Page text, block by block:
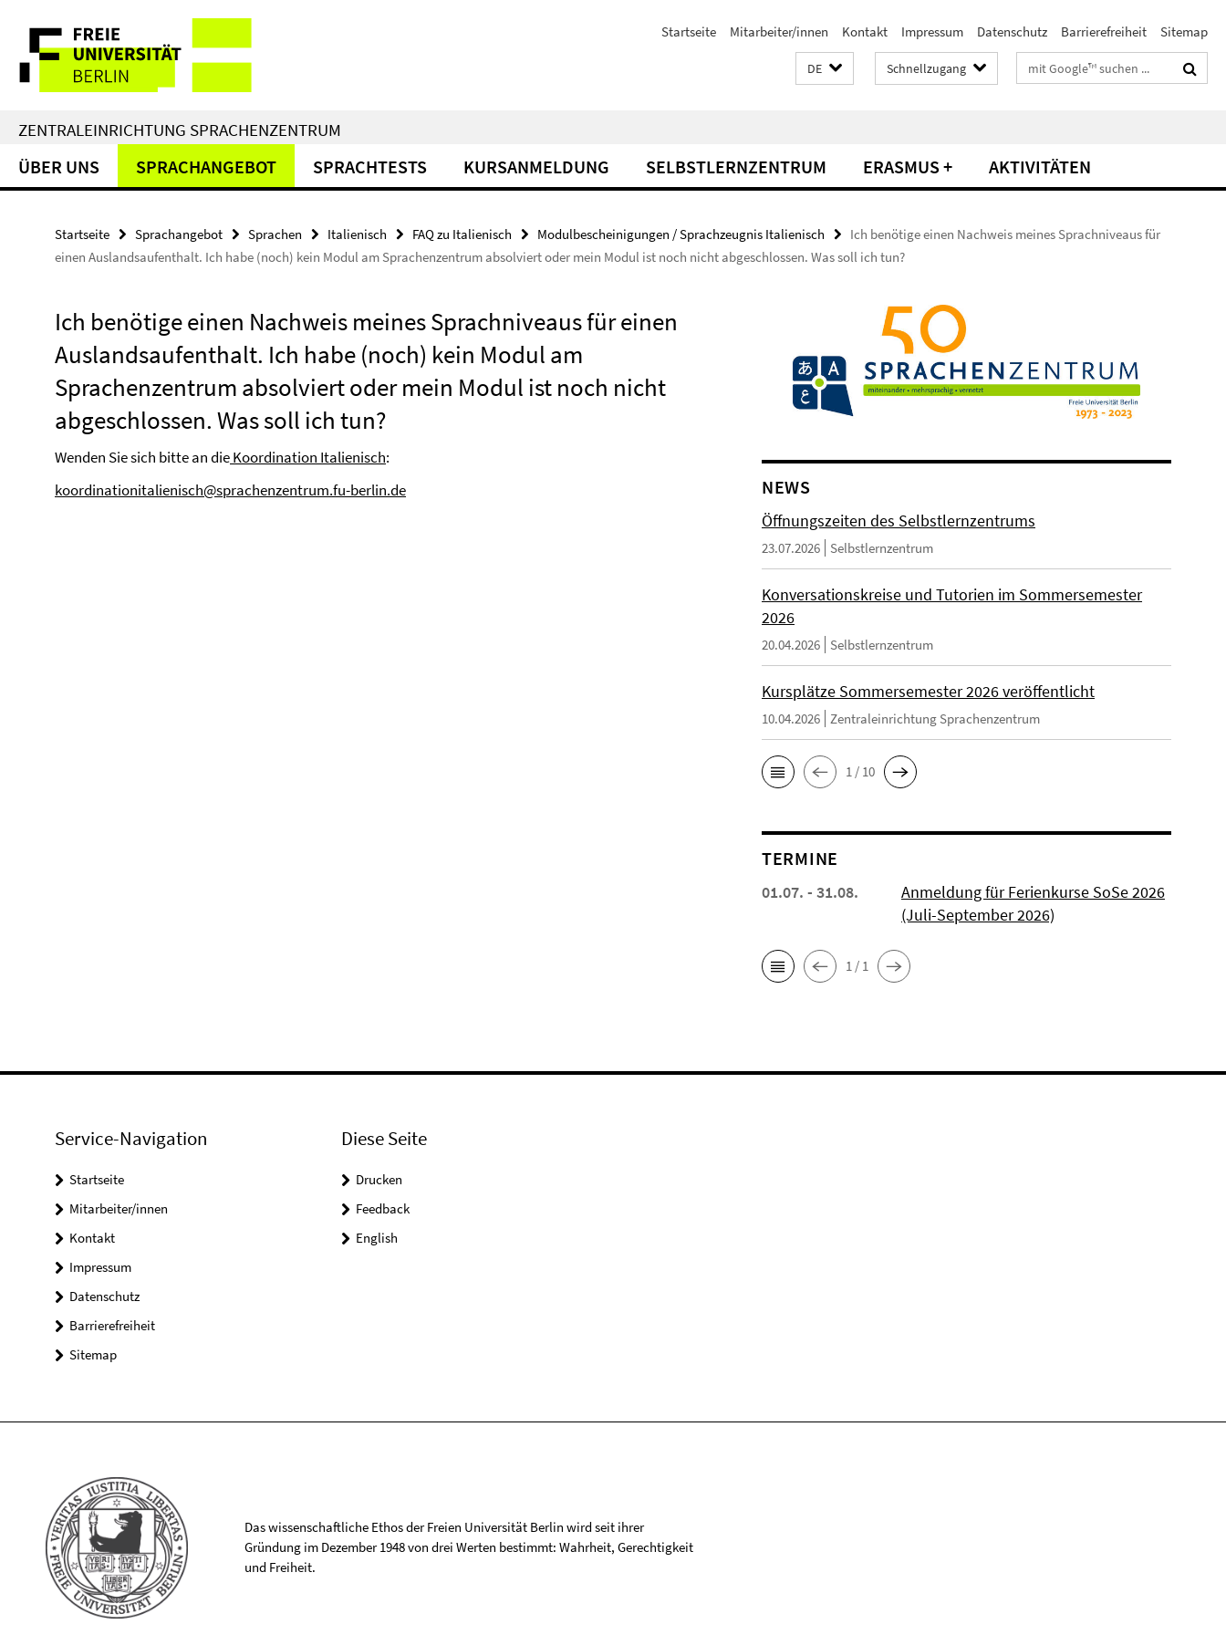
direkt
Inhalt
Service-
Navigation
Startseite Mitarbeiter/innen Kontakt Impressum Datenschutz Barrierefreiheit Sitemap
DE Schnellzugang Suchbegriffe
ZENTRALEINRICHTUNG SPRACHENZENTRUM
ÜBER UNS SPRACHANGEBOT SPRACHTESTS KURSANMELDUNG SELBSTLERNZENTRUM ERASMUS + AKTIVITÄTEN
Startseite Sprachangebot Sprachen Italienisch FAQ zu Italienisch Modulbescheinigungen / Sprachzeugnis Italienisch
Ich benötige einen Nachweis meines Sprachniveaus für
einen Auslandsaufenthalt. Ich habe (noch) kein Modul am Sprachenzentrum absolviert oder mein Modul ist noch nicht abgeschlossen. Was soll ich tun?
Ich benötige einen Nachweis meines Sprachniveaus für einen
Auslandsaufenthalt. Ich habe (noch) kein Modul am
Sprachenzentrum absolviert oder mein Modul ist noch nicht
abgeschlossen. Was soll ich tun?
Wenden Sie sich bitte an dieKoordination Italienisch:
koordinationitalienisch@sprachenzentrum.fu-berlin.de
NEWS
Öffnungszeiten des Selbstlernzentrums
23.07.2026 Selbstlernzentrum
Konversationskreise und Tutorien im Sommersemester
2026
20.04.2026 Selbstlernzentrum
Kursplätze Sommersemester 2026 veröffentlicht
10.04.2026 Zentraleinrichtung Sprachenzentrum
1 / 10
TERMINE
01.07. - 31.08.
Anmeldung für Ferienkurse SoSe 2026
(Juli-September 2026)
1 / 1
Service-Navigation
Startseite
Mitarbeiter/innen
Kontakt
Impressum
Datenschutz
Barrierefreiheit
Sitemap
Diese Seite
Drucken
Feedback
English
Das wissenschaftliche Ethos der Freien Universität Berlin wird seit ihrer
Gründung im Dezember 1948 von drei Werten bestimmt: Wahrheit, Gerechtigkeit
und Freiheit.